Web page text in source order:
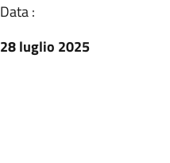
Data :
28 luglio 2025